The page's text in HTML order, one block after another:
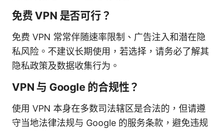
免费 VPN 是否可行？
免费 VPN 常常伴随速率限制、广告注入和潜在隐
私风险。不建议长期使用，若选择，请务必了解其
隐私政策及数据收集行为。
VPN 与 Google 的合规性？
使用 VPN 本身在多数司法辖区是合法的，但请遵
守当地法律法规与 Google 的服务条款，避免违规